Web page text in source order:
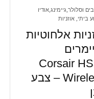
וסלולר,גיימינג,אודיו
ביתי, אוזניות
אלחוטיות
Corsair
Wireless – צבע